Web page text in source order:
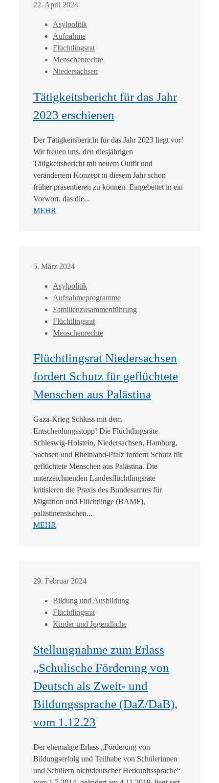
22. April 2024
Asylpolitik
Aufnahme
Flüchtlingsrat
Menschenrechte
Niedersachsen
Tätigkeitsbericht für das Jahr
2023 erschienen
Der Tätigkeitsbericht für das Jahr 2023 liegt vor!
Wir freuen uns, den diesjährigen
Tätigkeitsbericht mit neuem Outfit und
verändertem Konzept in diesem Jahr schon
früher präsentieren zu können. Eingebettet in ein
Vorwort, das die...
MEHR
5. März 2024
Asylpolitik
Aufnahmeprogramme
Familienzusammenführung
Flüchtlingsrat
Menschenrechte
Flüchtlingsrat Niedersachsen
fordert Schutz für geflüchtete
Menschen aus Palästina
Gaza-Krieg Schluss mit dem
Entscheidungsstopp! Die Flüchtlingsräte
Schleswig-Holstein, Niedersachsen, Hamburg,
Sachsen und Rheinland-Pfalz fordern Schutz für
geflüchtete Menschen aus Palästina. Die
unterzeichnenden Landesflüchtlingsräte
kritisieren die Praxis des Bundesamtes für
Migration und Flüchtlinge (BAMF),
palästinensischen...
MEHR
29. Februar 2024
Bildung und Ausbildung
Flüchtlingsrat
Kinder und Jugendliche
Stellungnahme zum Erlass
„Schulische Förderung von
Deutsch als Zweit- und
Bildungssprache (DaZ/DaB),
vom 1.12.23
Der ehemalige Erlass „Förderung von
Bildungserfolg und Teilhabe von Schülerinnen
und Schülern nichtdeutscher Herkunftssprache“